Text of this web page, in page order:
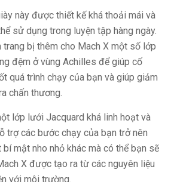
này được thiết kế khá thoải mái và
sử dụng trong luyện tập hàng ngày.
trang bị thêm cho Mach X một số lớp
đệm ở vùng Achilles để giúp cố
quá trình chạy của bạn và giúp giảm
chấn thương.
lớp lưới Jacquard khá linh hoạt và
trợ các bước chạy của bạn trở nên
mật nho nhỏ khác mà có thể bạn sẽ
X được tạo ra từ các nguyên liệu
với môi trường.